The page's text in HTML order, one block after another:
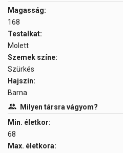
Magasság:
168
Testalkat:
Molett
Szemek színe:
Szürkés
Hajszín:
Barna
Milyen társra vágyom?
Min. életkor:
68
Max. életkora: